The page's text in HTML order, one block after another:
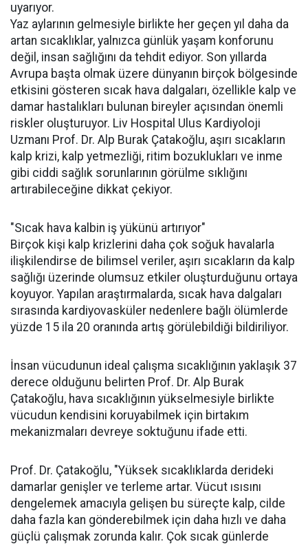
uyarıyor.
Yaz aylarının gelmesiyle birlikte her geçen yıl daha da
artan sıcaklıklar, yalnızca günlük yaşam konforunu
değil, insan sağlığını da tehdit ediyor. Son yıllarda
Avrupa başta olmak üzere dünyanın birçok bölgesinde
etkisini gösteren sıcak hava dalgaları, özellikle kalp ve
damar hastalıkları bulunan bireyler açısından önemli
riskler oluşturuyor. Liv Hospital Ulus Kardiyoloji
Uzmanı Prof. Dr. Alp Burak Çatakoğlu, aşırı sıcakların
kalp krizi, kalp yetmezliği, ritim bozuklukları ve inme
gibi ciddi sağlık sorunlarının görülme sıklığını
artırabileceğine dikkat çekiyor.
"Sıcak hava kalbin iş yükünü artırıyor"
Birçok kişi kalp krizlerini daha çok soğuk havalarla
ilişkilendirse de bilimsel veriler, aşırı sıcakların da kalp
sağlığı üzerinde olumsuz etkiler oluşturduğunu ortaya
koyuyor. Yapılan araştırmalarda, sıcak hava dalgaları
sırasında kardiyovasküler nedenlere bağlı ölümlerde
yüzde 15 ila 20 oranında artış görülebildiği bildiriliyor.
İnsan vücudunun ideal çalışma sıcaklığının yaklaşık 37
derece olduğunu belirten Prof. Dr. Alp Burak
Çatakoğlu, hava sıcaklığının yükselmesiyle birlikte
vücudun kendisini koruyabilmek için birtakım
mekanizmaları devreye soktuğunu ifade etti.
Prof. Dr. Çatakoğlu, "Yüksek sıcaklıklarda derideki
damarlar genişler ve terleme artar. Vücut ısısını
dengelemek amacıyla gelişen bu süreçte kalp, cilde
daha fazla kan gönderebilmek için daha hızlı ve daha
güçlü çalışmak zorunda kalır. Çok sıcak günlerde